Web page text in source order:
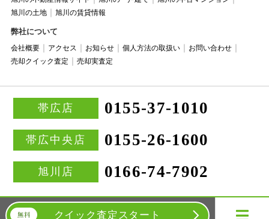
旭川の土地
旭川の賃貸情報
弊社について
会社概要 アクセス お知らせ 個人方法の取扱い
お問い合わせ
売却クイック査定
売却実査定
帯広店 0155-37-1010
帯広中央店 0155-26-1600
旭川店 0166-74-7902
クイック査定スタート